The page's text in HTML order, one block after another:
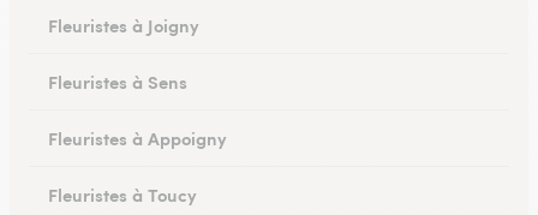
Fleuristes à Joigny
Fleuristes à Sens
Fleuristes à Appoigny
Fleuristes à Toucy